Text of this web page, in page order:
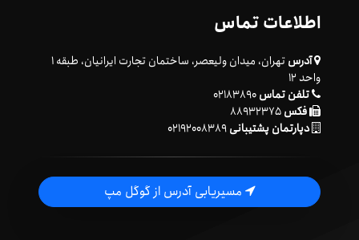
اطلاعات تماس
آدرس
تهران، میدان ولیعصر، ساختمان تجارت ایرانیان، طبقه ۱
واحد ۱۲
تلفن تماس۰۲۱۸۳۸۹۰
فکس۸۸۹۳۲۳۷۵
دپارتمان پشتیبانی۰۲۱۹۲۰۰۸۳۸۹
مسیریابی آدرس از گوگل مپ